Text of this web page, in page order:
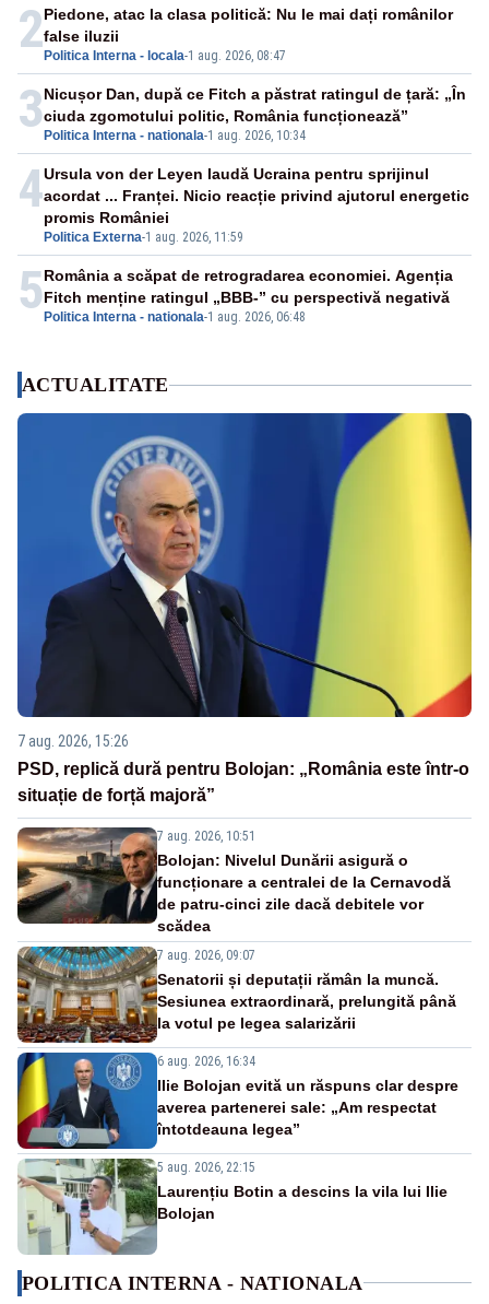
2 Politica Interna - locala-1 aug. 2026, 08:47
Piedone, atac la clasa politică: Nu le mai dați românilor
false iluzii
3 Politica Interna - nationala-1 aug. 2026, 10:34
Nicușor Dan, după ce Fitch a păstrat ratingul de țară: „În
ciuda zgomotului politic, România funcționează”
4
Politica Externa-1 aug. 2026, 11:59
Ursula von der Leyen laudă Ucraina pentru sprijinul
acordat ... Franței. Nicio reacție privind ajutorul energetic
promis României
5 Politica Interna - nationala-1 aug. 2026, 06:48
România a scăpat de retrogradarea economiei. Agenția
Fitch menține ratingul „BBB-” cu perspectivă negativă
ACTUALITATE
7 aug. 2026, 15:26
PSD, replică dură pentru Bolojan: „România este într-o
situație de forță majoră”
7 aug. 2026, 10:51
Bolojan: Nivelul Dunării asigură o
funcționare a centralei de la Cernavodă
de patru-cinci zile dacă debitele vor
scădea
7 aug. 2026, 09:07
Senatorii și deputații rămân la muncă.
Sesiunea extraordinară, prelungită până
la votul pe legea salarizării
6 aug. 2026, 16:34
Ilie Bolojan evită un răspuns clar despre
averea partenerei sale: „Am respectat
întotdeauna legea”
5 aug. 2026, 22:15
Laurențiu Botin a descins la vila lui Ilie
Bolojan
POLITICA INTERNA - NATIONALA